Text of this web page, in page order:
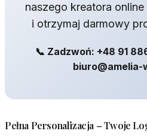
naszego kreatora
i otrzymaj darmowy
📞 Zadzwoń: +48 91
biuro@amelia-
Pełna Personalizacja – Twoje